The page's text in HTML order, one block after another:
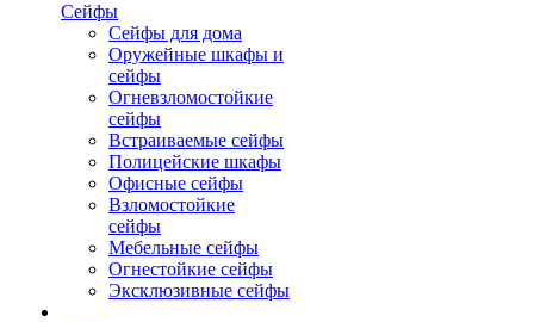
Сейфы
Сейфы для дома
Оружейные шкафы и
сейфы
Огневзломостойкие
сейфы
Встраиваемые сейфы
Полицейские шкафы
Офисные сейфы
Взломостойкие
сейфы
Мебельные сейфы
Огнестойкие сейфы
Эксклюзивные сейфы